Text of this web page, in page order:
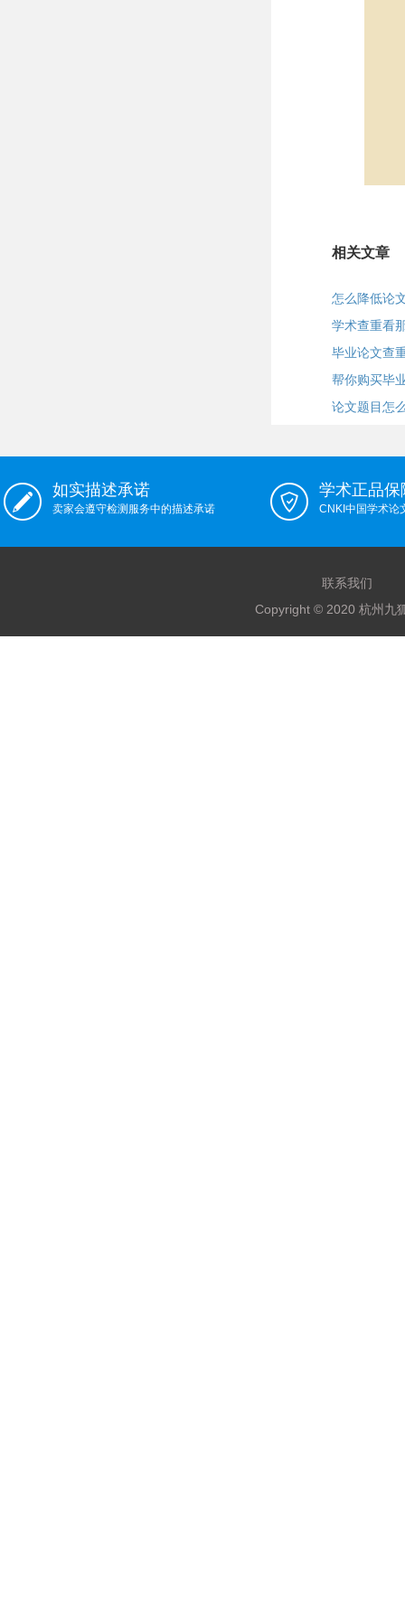
相关文章
怎么降低论
学术查重看
毕业论文查
帮你购买毕
论文题目怎
如实描述承诺
卖家会遵守检测服务中的描述承诺
学术正品保
CNKI中国学术论
联系我们
Copyright © 2020 杭州九